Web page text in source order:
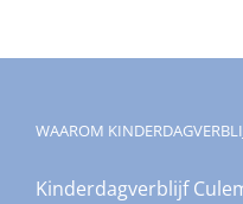
WAAROM
Kinderdagverblijf